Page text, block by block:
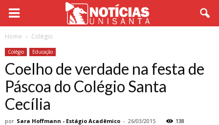
Home Colégio
Colégio Educação
Coelho de verdade na festa de
Páscoa do Colégio Santa
Cecília
por Sara Hoffmann - Estágio Acadêmico - 26/03/2015 138